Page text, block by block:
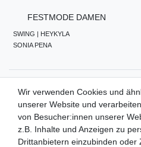
FESTMODE DAMEN
SWING | HEYKYLA
SONIA PENA
WIR
Wir verwenden Cookies und
unserer Website und
von Besucher:innen unserer
z.B. Inhalte und Anzeigen zu
Drittanbietern einzubinden